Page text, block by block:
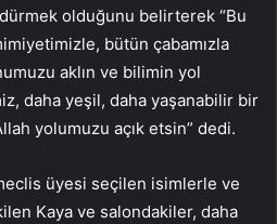
olduğunu belirterek “Bu
bütün çabamızla
aklın ve bilimin yol
daha yeşil, daha yaşanabilir bir
yolumuzu açık etsin” dedi.
üyesi seçilen isimlerle ve
Kaya ve salondakiler, daha